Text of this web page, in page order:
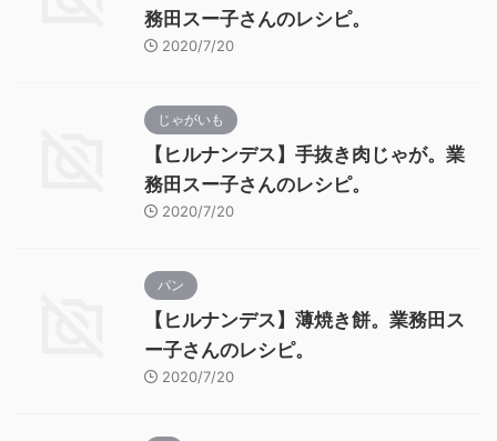
務田スー子さんのレシピ。
2020/7/20
じゃがいも
【ヒルナンデス】手抜き肉じゃが。業
務田スー子さんのレシピ。
2020/7/20
パン
【ヒルナンデス】薄焼き餅。業務田ス
ー子さんのレシピ。
2020/7/20